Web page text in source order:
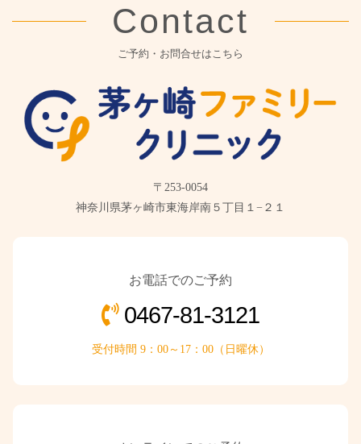
Contact
ご予約・お問合せはこちら
〒253-0054
神奈川県茅ヶ崎市東海岸南５丁目１−２１
お電話でのご予約
0467-81-3121
受付時間 9：00～17：00（日曜休）